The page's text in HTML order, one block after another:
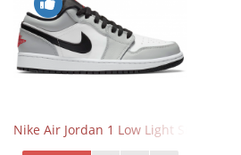
Nike Air Jordan 1 Low Light Smoke Grey